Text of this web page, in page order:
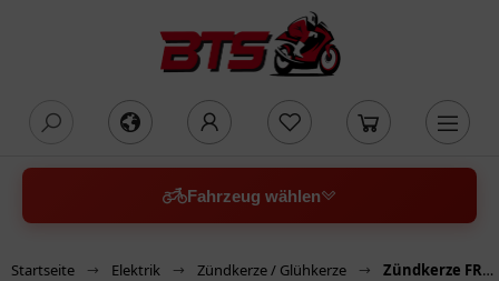
Fahrzeug wählen
Startseite Elektrik Zündkerze / Glühkerze Zündkerze FR6KPP332S für Motorräder Bosch